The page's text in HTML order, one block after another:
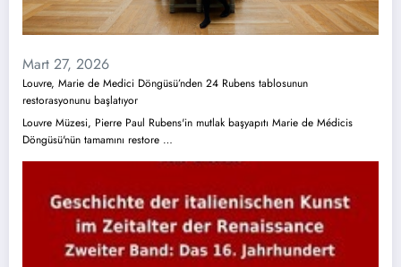
Mart 27, 2026
Louvre, Marie de Medici Döngüsü’nden 24 Rubens tablosunun
restorasyonunu başlatıyor
Louvre Müzesi, Pierre Paul Rubens'in mutlak başyapıtı Marie de Médicis
Döngüsü'nün tamamını restore …